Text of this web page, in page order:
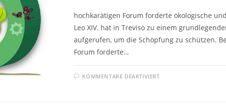
hochkarätigen Forum forderte ökologische
Leo XIV. hat in Treviso zu einem
aufgerufen, um die Schöpfung zu schützen.
Forum forderte…
KOMMENTARE DEAKTIVIERTFÜR